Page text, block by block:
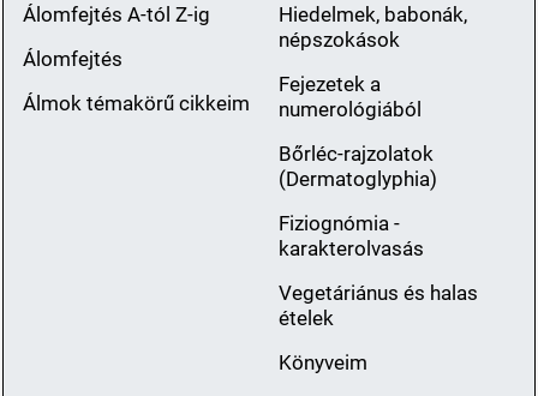
Álomfejtés A-tól Z-ig
Álomfejtés
Álmok témakörű cikkeim
Hiedelmek, babonák,
népszokások
Fejezetek a
numerológiából
Bőrléc-rajzolatok
(Dermatoglyphia)
Fiziognómia -
karakterolvasás
Vegetáriánus és halas
ételek
Könyveim